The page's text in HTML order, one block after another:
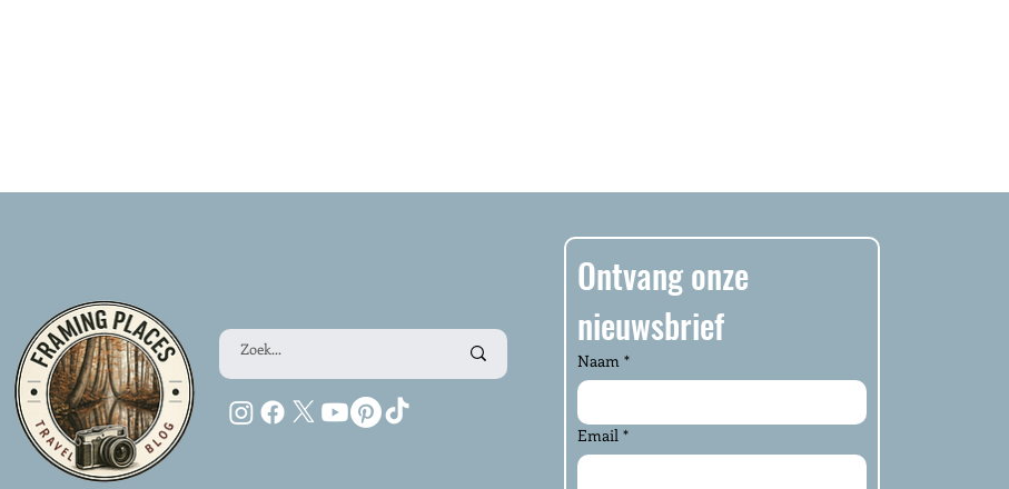
Ontvang onze
nieuwsbrief
Naam *
Email *